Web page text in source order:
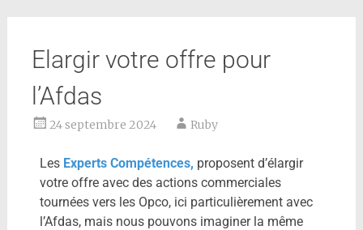
Elargir votre offre pour
l’Afdas
24 septembre 2024 Ruby
Les Experts Compétences, proposent d’élargir
votre offre avec des actions commerciales
tournées vers les Opco, ici particulièrement avec
l’Afdas, mais nous pouvons imaginer la même